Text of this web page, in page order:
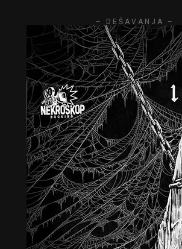
– DEŠAVANJA –